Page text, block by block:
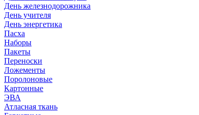
День железнодорожника
День учителя
День энергетика
Пасха
Наборы
Пакеты
Переноски
Ложементы
Поролоновые
Картонные
ЭВА
Атласная ткань